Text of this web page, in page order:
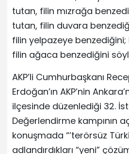
tutan, filin mızrağa
tutan, filin duvara
filin yelpazeye
filin ağaca benzediğini
AKP’li Cumhurbaşkanı
Erdoğan’ın AKP’nin
ilçesinde düzenlediği 32.
Değerlendirme kampının
konuşmada “’terörsüz
adlandırdıkları “yeni”